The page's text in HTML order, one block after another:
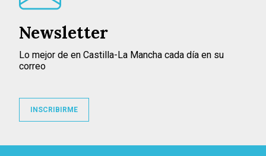
Newsletter
Lo mejor de en Castilla-La Mancha cada día en su
correo
INSCRIBIRME